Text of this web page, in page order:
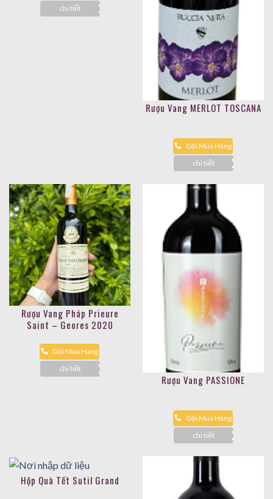
chi tiết
Rượu Vang MERLOT TOSCANA
Gọi Mua Hàng
chi tiết
Rượu Vang Pháp Prieure
Saint – Geores 2020
Gọi Mua Hàng
chi tiết
Rượu Vang PASSIONE
Gọi Mua Hàng
chi tiết
Hộp Quà Tết Sutil Grand